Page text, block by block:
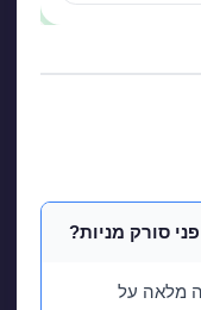
סורק מניות?
מלאה על